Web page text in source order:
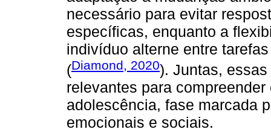
necessário para evitar
específicas, enquanto a
indivíduo alterne entre
(Diamond, 2020). Juntas,
relevantes para
adolescência, fase marcada
emocionais e sociais.